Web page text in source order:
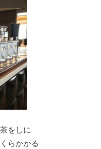
をしに
らかかる